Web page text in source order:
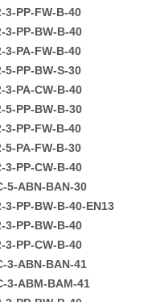
3-PP-FW-B-40
3-PP-BW-B-40
3-PA-FW-B-40
5-PP-BW-S-30
3-PA-CW-B-40
5-PP-BW-B-30
3-PP-FW-B-40
5-PA-FW-B-30
3-PP-CW-B-40
5-ABN-BAN-30
3-PP-BW-B-40-EN13
3-PP-BW-B-40
3-PP-CW-B-40
3-ABN-BAN-41
3-ABM-BAM-41